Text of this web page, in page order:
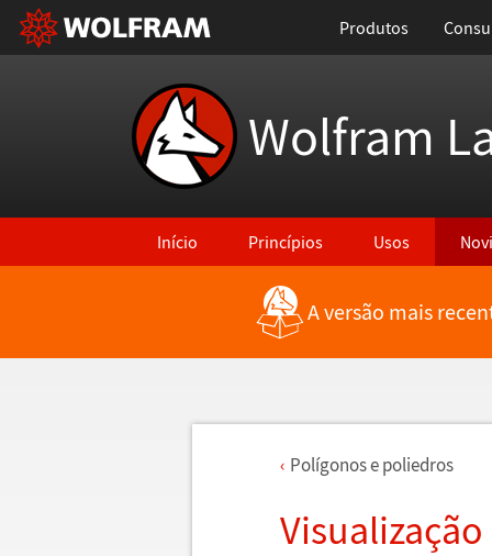
Produtos
Wolfram
Início Princípios Usos
A versão mais
Polígonos e poliedros
Visualizaçã